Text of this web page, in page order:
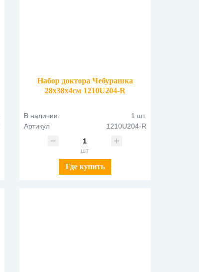
Набор доктора Чебурашка
28х38х4см 1210U204-R
В наличии:
1 шт.
Артикул
1210U204-R
шт
Где купить